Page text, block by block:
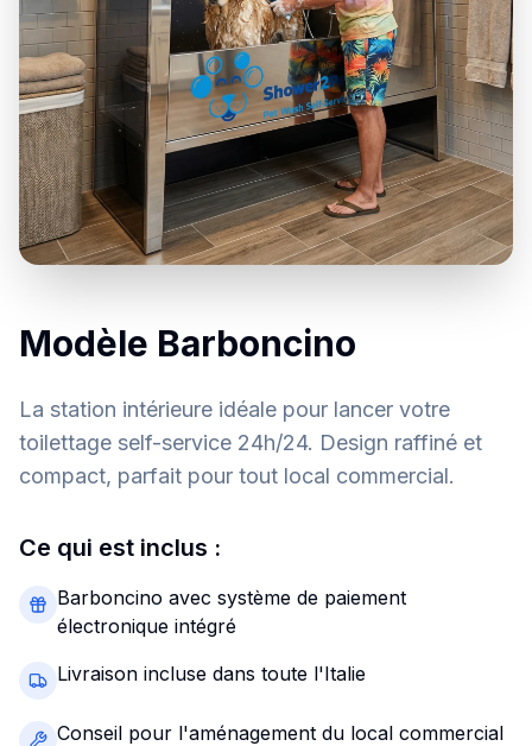
Modèle Barboncino
La station intérieure idéale pour lancer votre
toilettage self-service 24h/24. Design raffiné et
compact, parfait pour tout local commercial.
Ce qui est inclus :
Barboncino avec système de paiement
électronique intégré
Livraison incluse dans toute l'Italie
Conseil pour l'aménagement du local commercial